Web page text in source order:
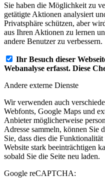
Sie haben die Möglichkeit zu
getätigte Aktionen analysiert
Privatsphäre schützen, aber
aus Ihren Aktionen zu lernen
andere Benutzer zu verbessern.
Ihr Besuch dieser
Webanalyse erfasst. Diese
Andere externe Dienste
Wir verwenden auch
Webfonts, Google Maps und
Anbieter möglicherweise
Adresse sammeln, können Sie
Sie, dass dies die
Website stark beeinträchtigen
sobald Sie die Seite neu laden.
Google reCAPTCHA: